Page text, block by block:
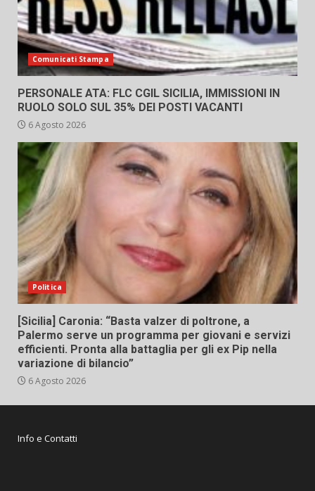
Comunicati Stampa
PERSONALE ATA: FLC CGIL SICILIA, IMMISSIONI IN
RUOLO SOLO SUL 35% DEI POSTI VACANTI
6 Agosto 2026
Politica
[Sicilia] Caronia: “Basta valzer di poltrone, a
Palermo serve un programma per giovani e servizi
efficienti. Pronta alla battaglia per gli ex Pip nella
variazione di bilancio”
6 Agosto 2026
Info e Contatti